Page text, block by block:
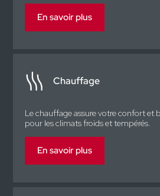
En savoir plus
Chauffage
Le chauffage assure votre confort et
pour les climats froids et tempérés.
En savoir plus